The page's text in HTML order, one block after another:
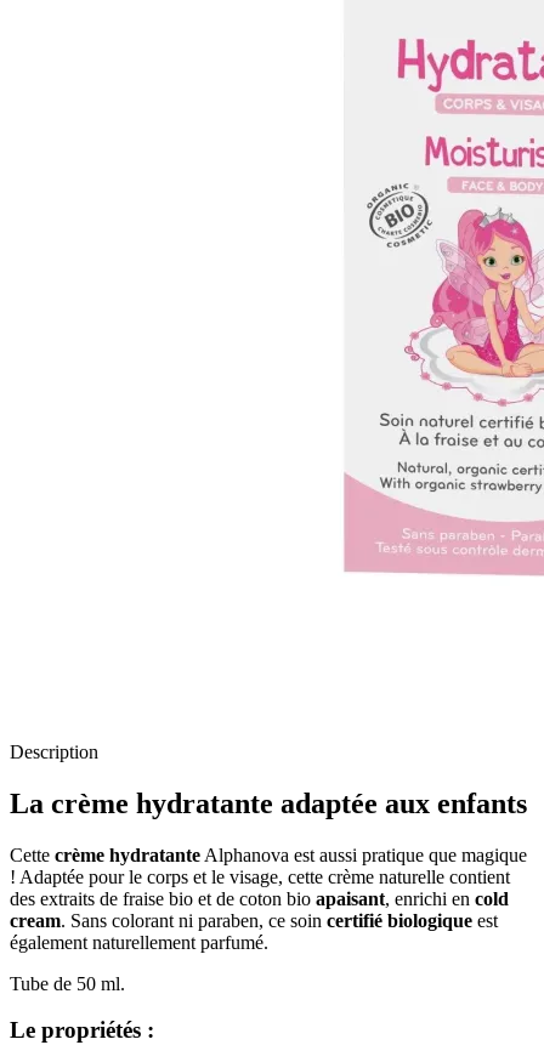
Description
La crème hydratante adaptée aux enfants
Cette crème hydratante Alphanova est aussi pratique que magique
! Adaptée pour le corps et le visage, cette crème naturelle contient
des extraits de fraise bio et de coton bio apaisant, enrichi en cold
cream. Sans colorant ni paraben, ce soin certifié biologique est
également naturellement parfumé.
Tube de 50 ml.
Le propriétés :